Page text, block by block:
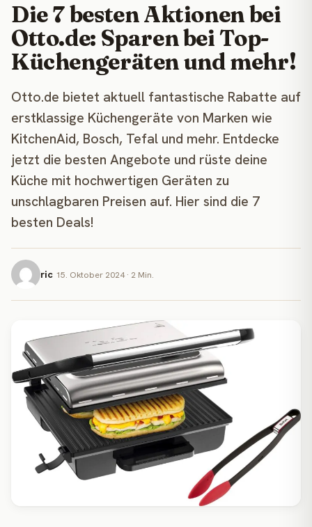
Die 7 besten Aktionen bei
Otto.de: Sparen bei Top-
Küchengeräten und mehr!
Otto.de bietet aktuell fantastische Rabatte auf
erstklassige Küchengeräte von Marken wie
KitchenAid, Bosch, Tefal und mehr. Entdecke
jetzt die besten Angebote und rüste deine
Küche mit hochwertigen Geräten zu
unschlagbaren Preisen auf. Hier sind die 7
besten Deals!
ric 15. Oktober 2024 · 2 Min.